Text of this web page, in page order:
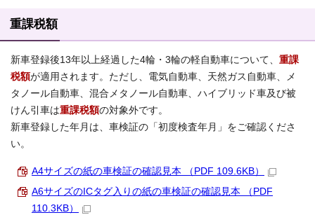
重課税額
新車登録後13年以上経過した4輪・3輪の軽自動車について、 重課
税額が適用されます。ただし、電気自動車、天然ガス自動車、メ
タノール自動車、混合メタノール自動車、ハイブリッド車及び被
けん引車は重課税額の対象外です。
新車登録した年月は、車検証の「初度検査年月」をご確認くださ
い。
A4サイズの紙の車検証の確認見本 （PDF 109.6KB）
A6サイズのICタグ入りの紙の車検証の確認見本 （PDF
110.3KB）